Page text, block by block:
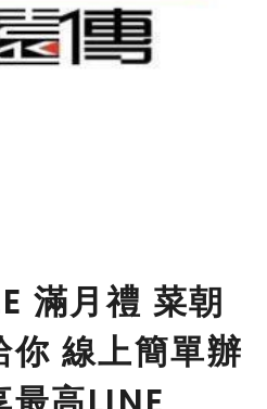
滿月禮 菜朝
你 線上簡單辦